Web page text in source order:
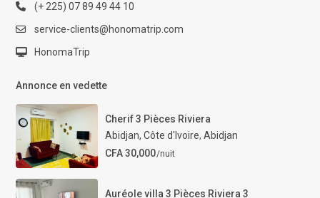
(+ 225) 07 89 49 44 10
service-clients@honomatrip.com
HonomaTrip
Annonce en vedette
Cherif 3 Pièces Riviera
Abidjan, Côte d'Ivoire, Abidjan
CFA 30,000/nuit
Auréole villa 3 Pièces Riviera 3